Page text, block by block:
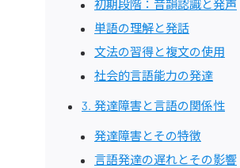
初期段階：音韻認識と発声
単語の理解と発話
文法の習得と複文の使用
社会的言語能力の発達
3. 発達障害と言語の関係性
発達障害とその特徴
言語発達の遅れとその影響